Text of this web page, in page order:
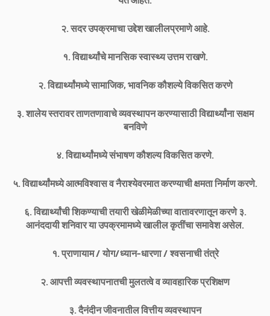
२. सदर उपक्रमाचा उद्देश खालीलप्रमाणे आहे.
१. विद्यार्थ्यांचे मानसिक स्वास्थ्य उत्तम राखणे.
२. विद्यार्थ्यांमध्ये सामाजिक, भावनिक कौशल्ये विकसित करणे
३. शालेय स्तरावर ताणतणावाचे व्यवस्थापन करण्यासाठी विद्यार्थ्यांना सक्षम
बनविणे
४. विद्यार्थ्यांमध्ये संभाषण कौशल्य विकसित करणे.
५. विद्यार्थ्यांमध्ये आत्मविश्वास व नैराश्येवरमात करण्याची क्षमता निर्माण करणे.
६. विद्यार्थ्यांची शिकण्याची तयारी खेळीमेळीच्या वातावरणातून करणे ३.
आनंददायी शनिवार या उपक्रमामध्ये खालील कृतींचा समावेश असेल.
१. प्राणायाम / योग/ध्यान-धारणा / श्वसनाची तंत्रे
२. आपत्ती व्यवस्थापनातची मुलतत्वे व व्यावहारिक प्रशिक्षण
३. दैनंदीन जीवनातील वित्तीय व्यवस्थापन